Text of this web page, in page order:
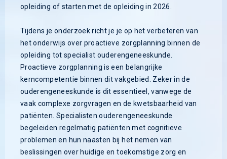
opleiding of starten met de opleiding in 2026.
Tijdens je onderzoek richt je je op het verbeteren van
het onderwijs over proactieve zorgplanning binnen de
opleiding tot specialist ouderengeneeskunde.
Proactieve zorgplanning is een belangrijke
kerncompetentie binnen dit vakgebied. Zeker in de
ouderengeneeskunde is dit essentieel, vanwege de
vaak complexe zorgvragen en de kwetsbaarheid van
patiënten. Specialisten ouderengeneeskunde
begeleiden regelmatig patiënten met cognitieve
problemen en hun naasten bij het nemen van
beslissingen over huidige en toekomstige zorg en